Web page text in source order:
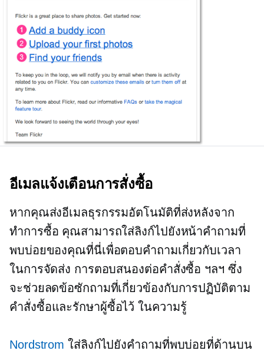
อีเมลแจ้งเตือนการสั่งซื้อ
หากคุณส่งอีเมลธุรกรรมอัตโนมัติที่ส่งหลังจาก
ทำการซื้อ คุณสามารถใส่ลิงก์ไปยังหน้าคำถามที่
พบบ่อยของคุณที่นี่เพื่อตอบคำถามเกี่ยวกับเวลา
ในการจัดส่ง การตอบสนองต่อคำสั่งซื้อ ฯลฯ ซึ่ง
จะช่วยลดข้อซักถามที่เกี่ยวข้องกับการปฏิบัติตาม
คำสั่งซื้อและรักษาผู้ซื้อไว้ ในความรู้
Nordstrom ใส่ลิงก์ไปยังคำถามที่พบบ่อยที่ด้านบน